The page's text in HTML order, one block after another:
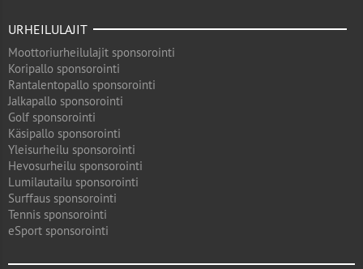
URHEILULAJIT
Moottoriurheilulajit sponsorointi
Koripallo sponsorointi
Rantalentopallo sponsorointi
Jalkapallo sponsorointi
Golf sponsorointi
Käsipallo sponsorointi
Yleisurheilu sponsorointi
Hevosurheilu sponsorointi
Lumilautailu sponsorointi
Surffaus sponsorointi
Tennis sponsorointi
eSport sponsorointi